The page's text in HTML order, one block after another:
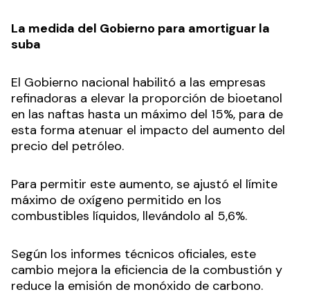
La medida del Gobierno para amortiguar la
suba
El Gobierno nacional habilitó a las empresas
refinadoras a elevar la proporción de bioetanol
en las naftas hasta un máximo del 15%, para de
esta forma atenuar el impacto del aumento del
precio del petróleo.
Para permitir este aumento, se ajustó el límite
máximo de oxígeno permitido en los
combustibles líquidos, llevándolo al 5,6%.
Según los informes técnicos oficiales, este
cambio mejora la eficiencia de la combustión y
reduce la emisión de monóxido de carbono.